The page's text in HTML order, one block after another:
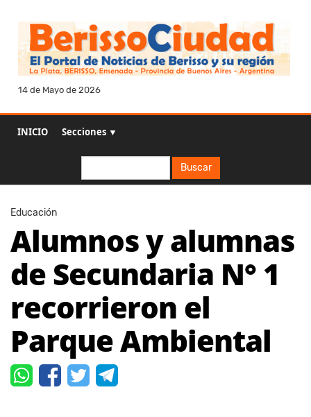
14 de Mayo de 2026
INICIO Secciones ▼
Buscar
Educación
Alumnos y alumnas
de Secundaria N° 1
recorrieron el
Parque Ambiental